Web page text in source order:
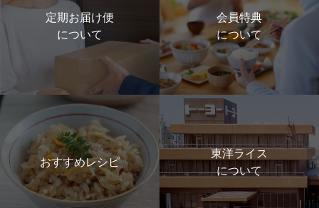
定期お届け便
について
会員特典
について
おすすめレシピ
東洋ライス
について